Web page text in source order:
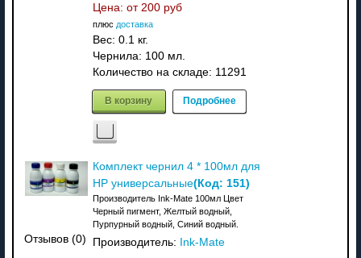
Цена: от 200 руб
плюс доставка
Вес: 0.1 кг.
Чернила: 100 мл.
Количество на складе: 11291
В корзину Подробнее
Отзывов (0)
Комплект чернил 4 * 100мл для
HP универсальные(Код: 151)
Производитель Ink-Mate 100мл Цвет
Черный пигмент, Желтый водный,
Пурпурный водный, Синий водный.
Производитель: Ink-Mate